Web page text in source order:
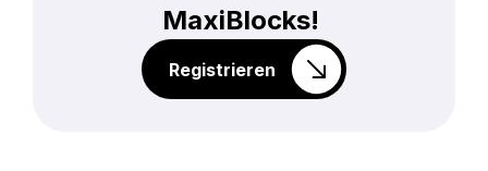
MaxiBlocks!
Registrieren